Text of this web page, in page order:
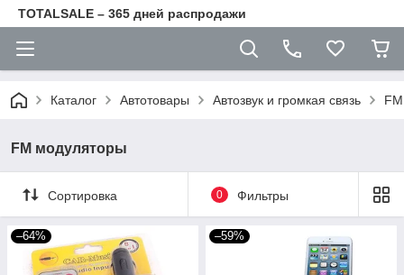
TOTALSALE – 365 дней распродажи
Каталог Автотовары Автозвук и громкая связь
FM модуляторы
Сортировка 0 Фильтры
–64% –59%